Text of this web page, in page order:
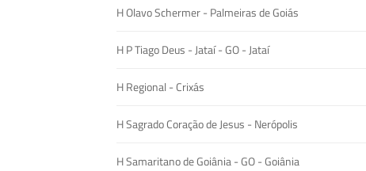
H Olavo Schermer - Palmeiras de Goiás
H P Tiago Deus - Jataí - GO - Jataí
H Regional - Crixás
H Sagrado Coração de Jesus - Nerópolis
H Samaritano de Goiânia - GO - Goiânia